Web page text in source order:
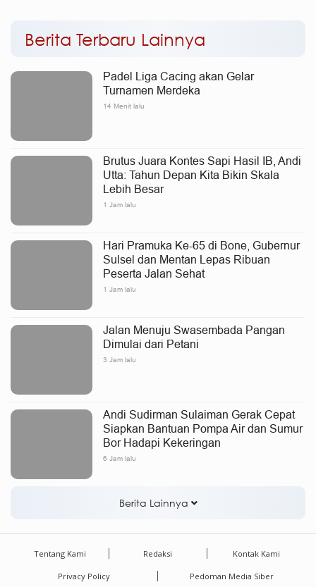
Berita Terbaru Lainnya
Padel Liga Cacing akan Gelar
Turnamen Merdeka
14 Menit lalu
Brutus Juara Kontes Sapi Hasil IB, Andi
Utta: Tahun Depan Kita Bikin Skala
Lebih Besar
1 Jam lalu
Hari Pramuka Ke-65 di Bone, Gubernur
Sulsel dan Mentan Lepas Ribuan
Peserta Jalan Sehat
1 Jam lalu
Jalan Menuju Swasembada Pangan
Dimulai dari Petani
3 Jam lalu
Andi Sudirman Sulaiman Gerak Cepat
Siapkan Bantuan Pompa Air dan Sumur
Bor Hadapi Kekeringan
6 Jam lalu
Berita Lainnya
Tentang Kami Redaksi Kontak Kami
Privacy Policy Pedoman Media Siber